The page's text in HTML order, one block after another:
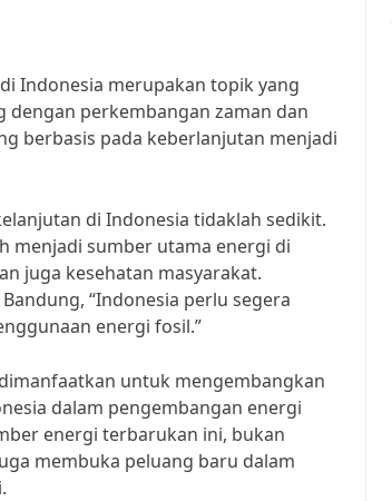
Indonesia merupakan topik yang
perkembangan zaman dan
berbasis pada keberlanjutan menjadi
di Indonesia tidaklah sedikit.
menjadi sumber utama energi di
juga kesehatan masyarakat.
“Indonesia perlu segera
energi fosil.”
untuk mengembangkan
dalam pengembangan energi
energi terbarukan ini, bukan
membuka peluang baru dalam